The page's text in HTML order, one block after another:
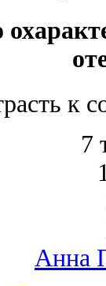
к
7
Анна